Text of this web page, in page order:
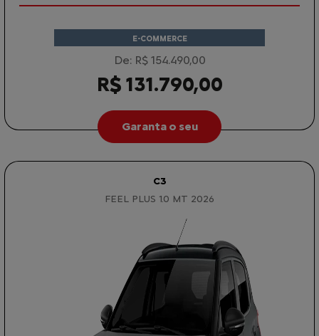
E-COMMERCE
De: R$ 154.490,00
R$ 131.790,00
Garanta o seu
C3
FEEL PLUS 1.0 MT 2026